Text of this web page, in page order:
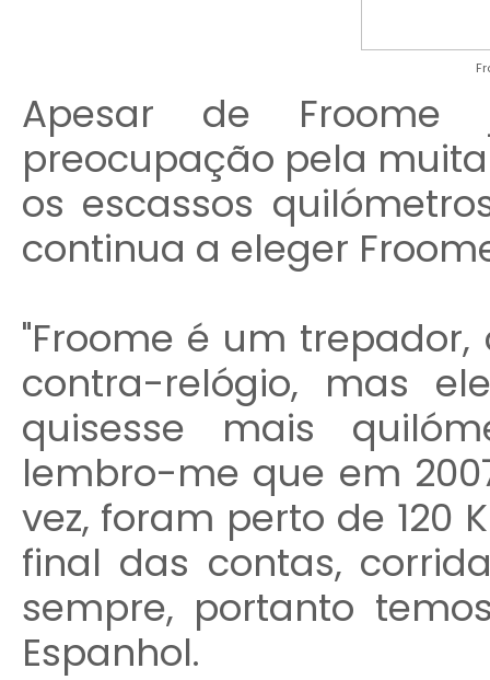
Apesar de
preocupação pela
os escassos
continua a eleger
"Froome é um
contra-relógio, mas
quisesse mais
lembro-me que em
vez, foram perto de 120
final das contas,
sempre, portanto
Espanhol.